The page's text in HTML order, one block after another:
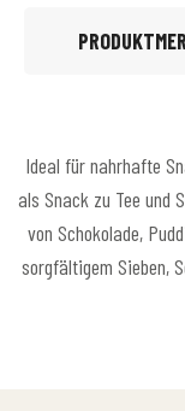
Ideal für nahrhafte
als Snack zu Tee und
von Schokolade,
sorgfältigem Sieben,